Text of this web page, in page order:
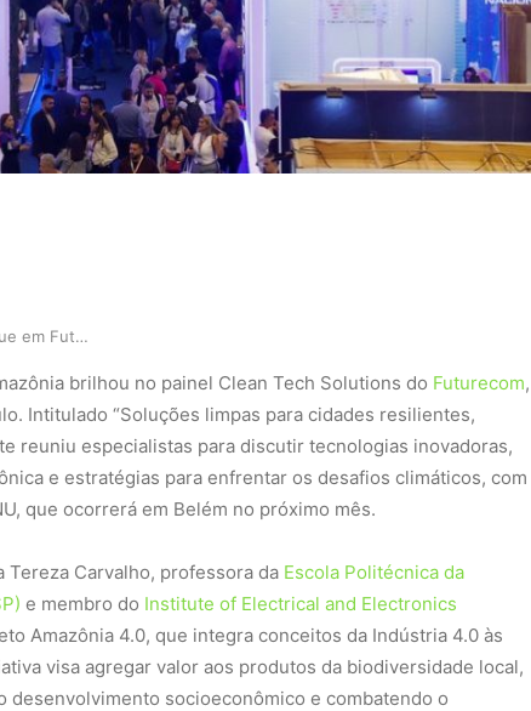
Amazônia é destaque em Futurecom com soluções l…
brilhou no painel Clean Tech Solutions do Futurecom,
Intitulado “Soluções limpas para cidades resilientes,
reuniu especialistas para discutir tecnologias inovadoras,
e estratégias para enfrentar os desafios climáticos, com
que ocorrerá em Belém no próximo mês.
Carvalho, professora da Escola Politécnica da
e membro do Institute of Electrical and Electronics
Amazônia 4.0, que integra conceitos da Indústria 4.0 às
visa agregar valor aos produtos da biodiversidade local,
desenvolvimento socioeconômico e combatendo o